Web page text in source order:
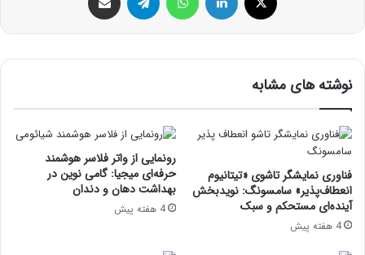
نوشته های مشابه
فناوری نمایشگر تاشوی «تیتانیوم
انعطاف‌پذیر» سامسونگ: نویدبخش
آینده‌ای مستحکم و سبک
4 هفته پیش
رونمایی از واتر فلاسر هوشمند
حرفه‌ای میجیا: گامی نوین در
بهداشت دهان و دندان
4 هفته پیش